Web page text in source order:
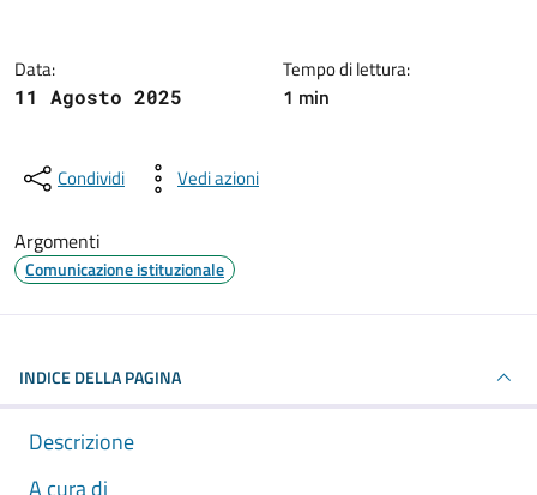
Data:
11 Agosto 2025
Tempo di lettura:
1 min
Condividi Vedi azioni
Argomenti
Comunicazione istituzionale
INDICE DELLA PAGINA
Descrizione
A cura di